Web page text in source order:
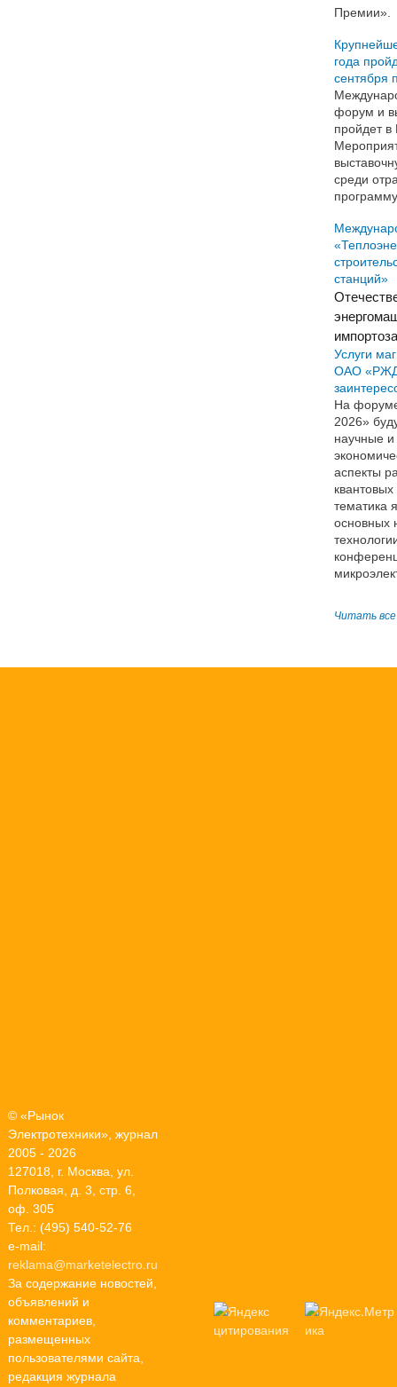
Премии».
года
сентября
форум и
пройдет в
среди
станций»
Услуги
ОАО
На
2026»
научные и
аспекты
тематика
основных
Читать
© «Рынок
Электротехники», журнал
2005 - 2026
127018, г. Москва, ул.
Полковая, д. 3, стр. 6,
оф. 305
Тел.: (495) 540-52-76
e-mail:
reklama@marketelectro.ru
За содержание новостей,
объявлений и
комментариев,
размещенных
пользователями сайта,
редакция журнала